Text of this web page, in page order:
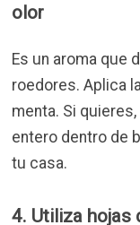
olor
Es un aroma que
roedores. Aplica
menta. Si
entero dentro de
tu casa.
4. Utiliza hojas